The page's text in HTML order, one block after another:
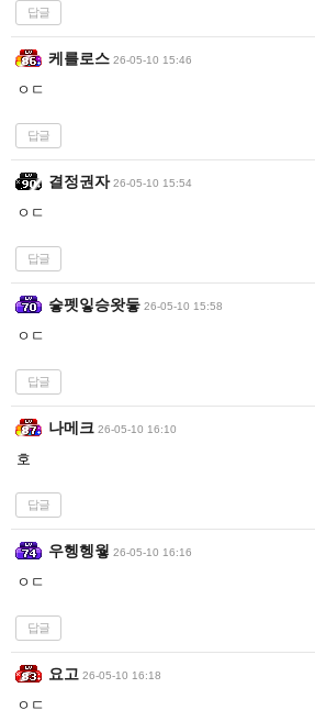
답글
케를로스 26-05-10 15:46
ㅇㄷ
답글
결정권자 26-05-10 15:54
ㅇㄷ
답글
슿펫잏승왓듷 26-05-10 15:58
ㅇㄷ
답글
나메크 26-05-10 16:10
호
답글
우헹헹웧 26-05-10 16:16
ㅇㄷ
답글
요고 26-05-10 16:18
ㅇㄷ